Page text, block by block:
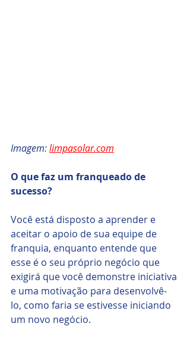
Imagem: limpasolar.com
O que faz um franqueado de
sucesso?
Você está disposto a aprender e
aceitar o apoio de sua equipe de
franquia, enquanto entende que
esse é o seu próprio negócio que
exigirá que você demonstre iniciativa
e uma motivação para desenvolvê-
lo, como faria se estivesse iniciando
um novo negócio.